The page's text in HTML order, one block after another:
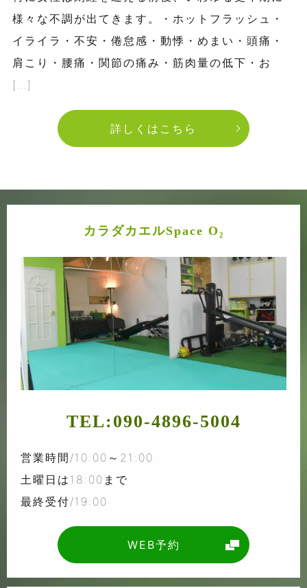
様々な不調が出てきます。・ホットフラッシュ・
イライラ・不安・倦怠感・動悸・めまい・頭痛・
肩こり・腰痛・関節の痛み・筋肉量の低下・お
[…]
詳しくはこちら
カラダカエルSpace O₂
TEL:090-4896-5004
営業時間/10:00～21:00
土曜日は18:00まで
最終受付/19:00
WEB予約